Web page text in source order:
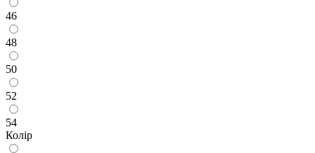
46
48
50
52
54
Колір